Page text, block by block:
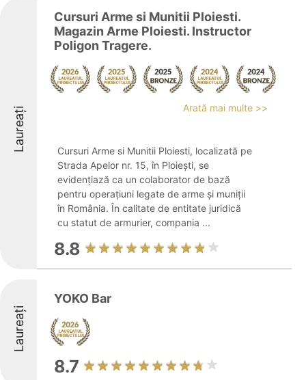
Laureați
Cursuri Arme si Munitii Ploiesti.
Magazin Arme Ploiesti. Instructor
Poligon Tragere.
Arată mai multe >>
Cursuri Arme si Munitii Ploiesti, localizată pe
Strada Apelor nr. 15, în Ploiești, se
evidențiază ca un colaborator de bază
pentru operațiuni legate de arme și muniții
în România. În calitate de entitate juridică
cu statut de armurier, compania ...
8.8
Laureați
YOKO Bar
8.7